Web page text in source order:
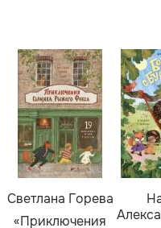
Светлана Горева
«Приключения